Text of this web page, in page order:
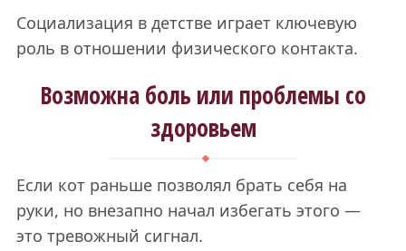
Социализация в детстве играет ключевую
роль в отношении физического контакта.
Возможна боль или проблемы со
здоровьем
Если кот раньше позволял брать себя на
руки, но внезапно начал избегать этого —
это тревожный сигнал.